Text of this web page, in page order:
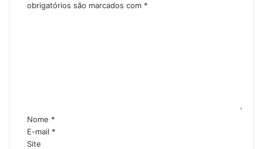
obrigatórios são marcados com *
i
o
*
Nome *
E-mail *
Site